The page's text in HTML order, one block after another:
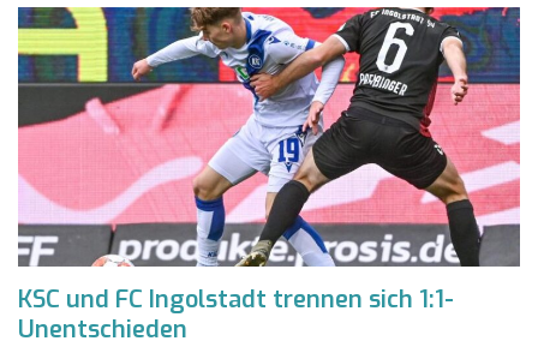
KSC und FC Ingolstadt trennen sich 1:1-
Unentschieden